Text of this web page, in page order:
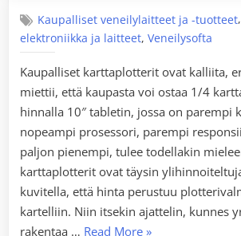
Kaupalliset veneilylaitteet ja -tuotteet
elektroniikka ja laitteet, Veneilysofta
Kaupalliset karttaplotterit ovat kalliita,
miettii, että kaupasta voi ostaa 1/4
hinnalla 10″ tabletin, jossa on parempi
nopeampi prosessori, parempi
paljon pienempi, tulee todellakin
karttaplotterit ovat täysin
kuvitella, että hinta perustuu
kartelliin. Niin itsekin ajattelin, kunnes
rakentaa … Read More“Kaupallisen
»